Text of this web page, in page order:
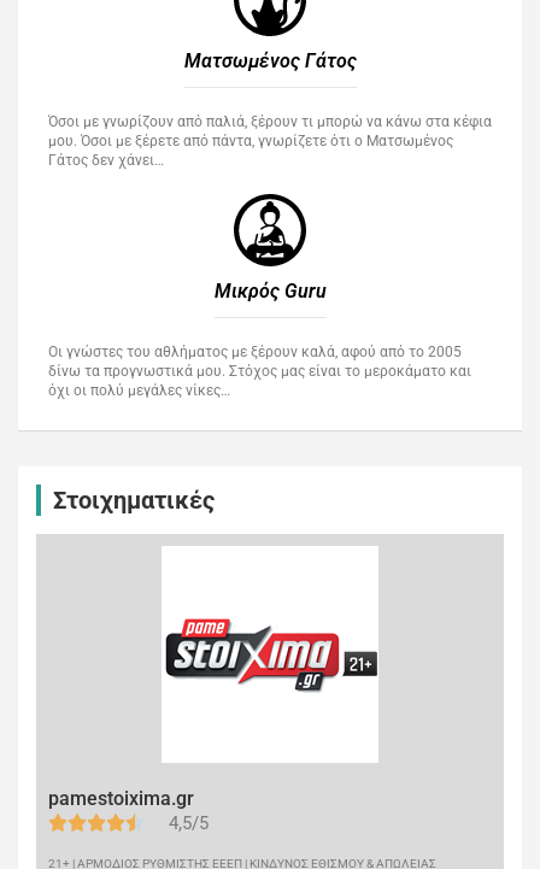
Ματσωμένος Γάτος​
Όσοι με γνωρίζουν από παλιά, ξέρουν τι μπορώ να κάνω στα κέφια
μου. Όσοι με ξέρετε από πάντα, γνωρίζετε ότι ο Ματσωμένος
Γάτος δεν χάνει…
Μικρός Guru​
Οι γνώστες του αθλήματος με ξέρουν καλά, αφού από το 2005
δίνω τα προγνωστικά μου. Στόχος μας είναι το μεροκάματο και
όχι οι πολύ μεγάλες νίκες…
Στοιχηματικές
pamestoixima.gr
4,5/5
21+ | ΑΡΜΟΔΙΟΣ ΡΥΘΜΙΣΤΗΣ ΕΕΕΠ | ΚΙΝΔΥΝΟΣ ΕΘΙΣΜΟΥ & ΑΠΩΛΕΙΑΣ